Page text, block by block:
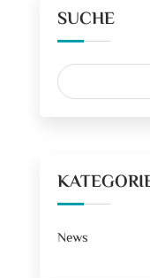
SUCHE
News